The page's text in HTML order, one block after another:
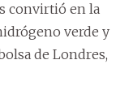
convirtió en la
verde y
de Londres,